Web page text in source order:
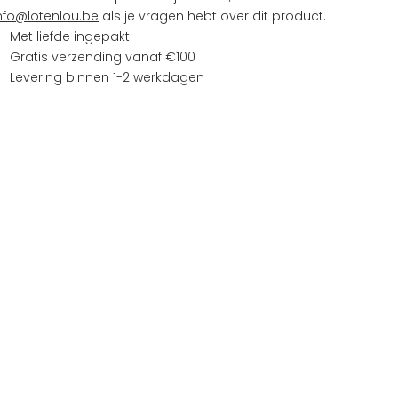
als je vragen hebt over dit product.
Met liefde ingepakt
Gratis verzending vanaf €100
Levering binnen 1-2 werkdagen